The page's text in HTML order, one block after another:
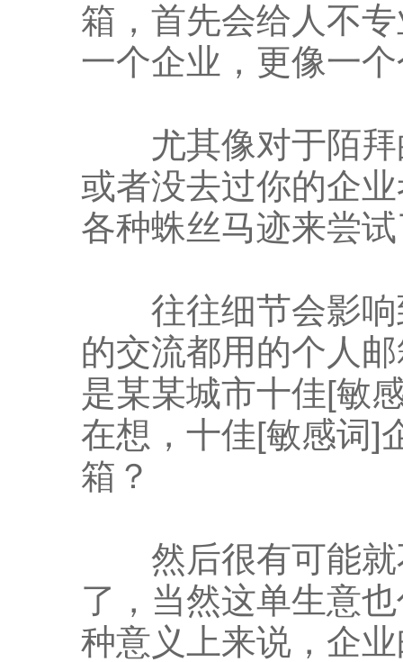
箱，首先会给人不
一个企业，更像一
尤其像对于陌拜
或者没去过你的企
各种蛛丝马迹来尝
往往细节会影响
的交流都用的个人
是某某城市十佳[敏
在想，十佳[敏感词]
箱？
然后很有可能就
了，当然这单生意
种意义上来说，企